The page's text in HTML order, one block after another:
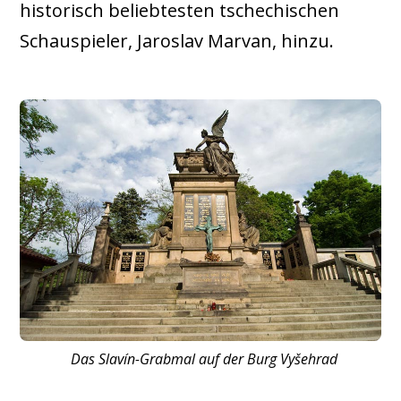
historisch beliebtesten tschechischen
Schauspieler, Jaroslav Marvan, hinzu.
Das Slavín-Grabmal auf der Burg Vyšehrad